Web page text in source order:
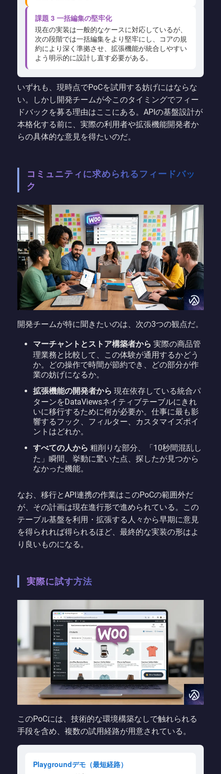
課題 3 一括編集の堅牢化
現在の実装は一般的なケースに対応しているが、
次の段階では一括編集をより堅牢にし、コアの規
約により深く準拠させ、拡張機能が統合しやすい
よう明示的に設計し直す必要がある。
いずれも、現時点でPoCを試用する妨げにはならな
い。しかし開発チームが今このタイミングでフィー
ドバックを募る理由はここにある。APIの基盤設計が
本格化する前に、実際の利用者や拡張機能開発者か
らの具体的な意見を得たいのだ。
コミュニティに求められるフィードバッ
ク
開発チームが特に聞きたいのは、次の3つの観点だ。
マーチャントとストア構築者から 実際の商品管
理業務と比較して、この体験が通用するかどう
か。どの操作で時間が節約でき、どの部分が作
業の妨げになるか。
拡張機能の開発者から 現在依存している統合パ
ターンをDataViewsネイティブテーブルにきれ
いに移行するために何が必要か。仕事に最も影
響するフック、フィルター、カスタマイズポイ
ントはどれか。
すべての人から 粗削りな部分、「10秒間混乱し
た」瞬間、挙動に驚いた点、探したが見つから
なかった機能。
なお、移行とAPI連携の作業はこのPoCの範囲外だ
が、その計画は現在進行形で進められている。この
テーブル基盤を利用・拡張する人々から早期に意見
を得られれば得られるほど、最終的な実装の形はよ
り良いものになる。
実際に試す方法
このPoCには、技術的な環境構築なしで触れられる
手段を含め、複数の試用経路が用意されている。
Playgroundデモ（最短経路）